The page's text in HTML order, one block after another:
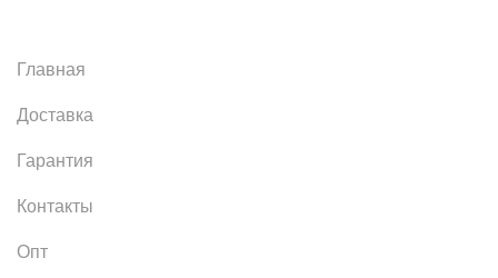
Главная
Доставка
Гарантия
Контакты
Опт